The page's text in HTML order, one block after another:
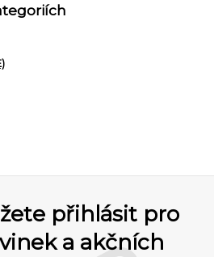
přihlásit pro
a akčních